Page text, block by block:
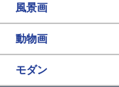
風景画
動物画
モダン